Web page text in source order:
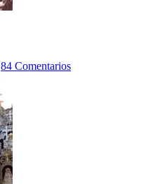
84 Comentarios